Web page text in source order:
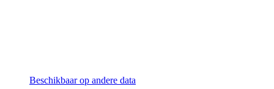
Beschikbaar op andere data